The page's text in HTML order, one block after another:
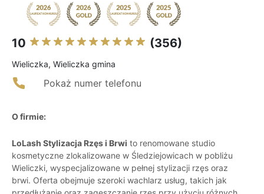
10 (356)
Wieliczka, Wieliczka gmina
Pokaż numer telefonu
O firmie:
LoLash Stylizacja Rzęs i Brwi to renomowane studio
kosmetyczne zlokalizowane w Śledziejowicach w pobliżu
Wieliczki, wyspecjalizowane w pełnej stylizacji rzęs oraz
brwi. Oferta obejmuje szeroki wachlarz usług, takich jak